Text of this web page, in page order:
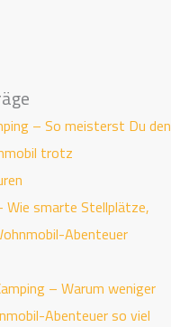
– So meisterst Du den
trotz
Wie smarte Stellplätze,
Abenteuer
– Warum weniger
Abenteuer so viel